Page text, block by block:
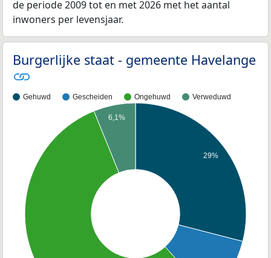
de periode 2009 tot en met 2026 met het aantal
inwoners per levensjaar.
Burgerlijke staat - gemeente Havelange
Gehuwd Gescheiden Ongehuwd Verweduwd
29%
6,1%